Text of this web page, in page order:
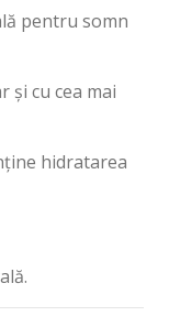
pentru somn
și cu cea mai
hidratarea